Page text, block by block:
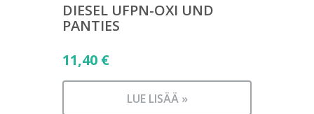
DIESEL UFPN-OXI UND
PANTIES
11,40 €
LUE LISÄÄ »